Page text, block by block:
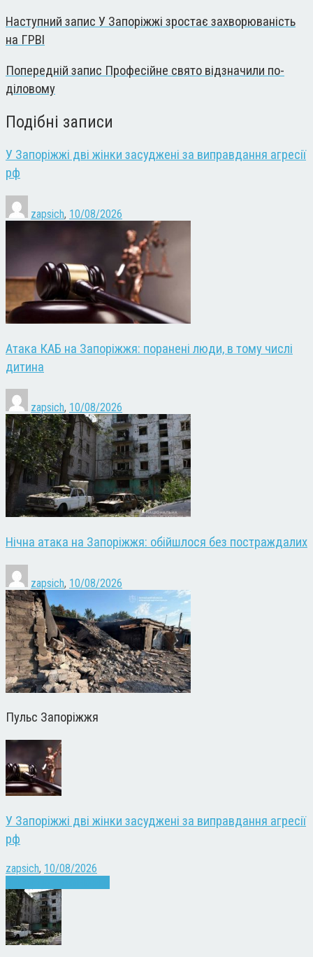
Наступний запис У Запоріжжі зростає захворюваність
на ГРВІ
Попередній запис Професійне свято відзначили по-
діловому
Подібні записи
У Запоріжжі дві жінки засуджені за виправдання агресії
рф
zapsich, 10/08/2026
Атака КАБ на Запоріжжя: поранені люди, в тому числі
дитина
zapsich, 10/08/2026
Нічна атака на Запоріжжя: обійшлося без постраждалих
zapsich, 10/08/2026
Пульс Запоріжжя
У Запоріжжі дві жінки засуджені за виправдання агресії
рф
zapsich, 10/08/2026